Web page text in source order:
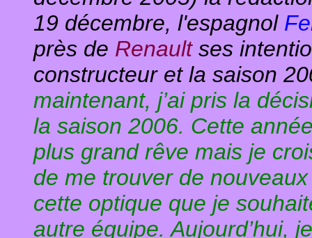
19 décembre, l'espagnol
près de Renaultses
constructeur et la saison
maintenant, j’ai pris la
la saison 2006. Cette
plus grand rêve mais je
de me trouver de
cette optique que je
autre équipe. Aujourd’hui,